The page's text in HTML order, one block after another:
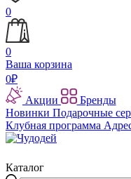
0
0
Ваша корзина
0₽
Акции
Бренды
Новинки Подарочные
Клубная программа
Каталог